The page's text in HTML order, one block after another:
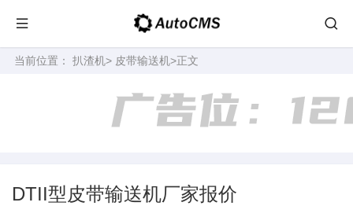
当前位置： 扒渣机> 皮带输送机>正文
DTII型皮带输送机厂家报价